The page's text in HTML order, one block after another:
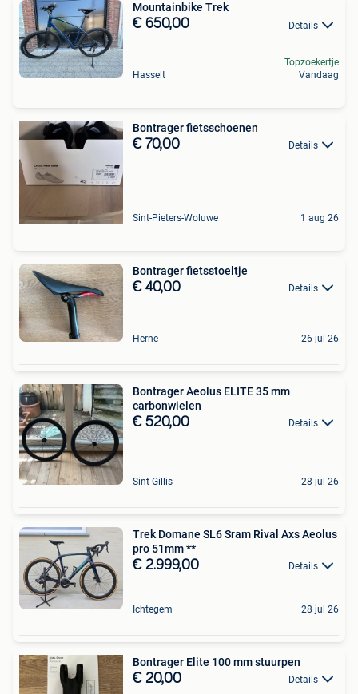
Mountainbike Trek
€ 650,00 Details
Hasselt
Topzoekertje
Vandaag
Bontrager fietsschoenen
€ 70,00 Details
Sint-Pieters-Woluwe 1 aug 26
Bontrager fietsstoeltje
€ 40,00 Details
Herne 26 jul 26
Bontrager Aeolus ELITE 35 mm
carbonwielen
€ 520,00 Details
Sint-Gillis 28 jul 26
Trek Domane SL6 Sram Rival Axs Aeolus
pro 51mm **
€ 2.999,00 Details
Ichtegem 28 jul 26
Bontrager Elite 100 mm stuurpen
€ 20,00 Details